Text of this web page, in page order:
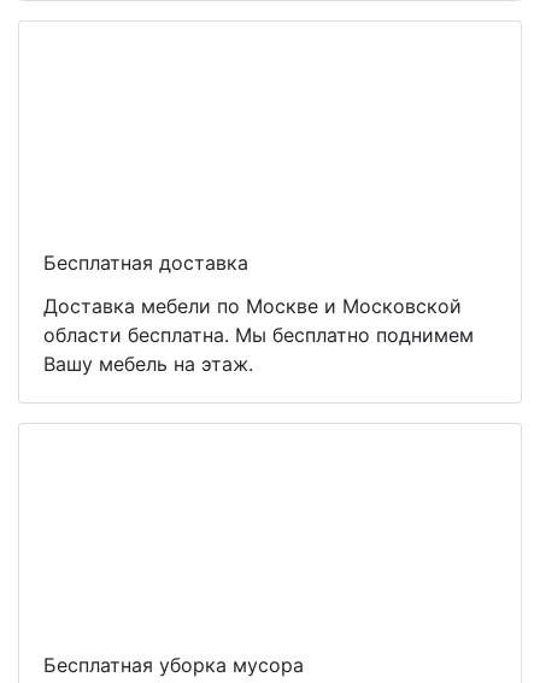
Бесплатная доставка
Доставка мебели по Москве и Московской
области бесплатна. Мы бесплатно поднимем
Вашу мебель на этаж.
Бесплатная уборка мусора